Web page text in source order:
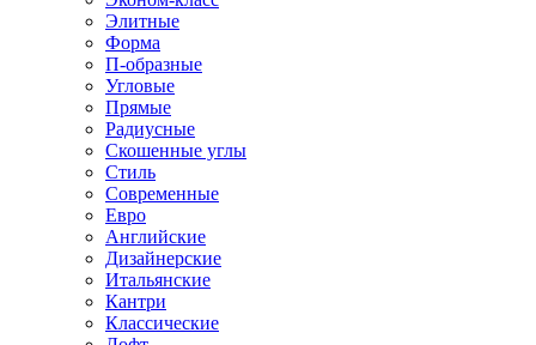
Элитные
Форма
П-образные
Угловые
Прямые
Радиусные
Скошенные углы
Стиль
Современные
Евро
Английские
Дизайнерские
Итальянские
Кантри
Классические